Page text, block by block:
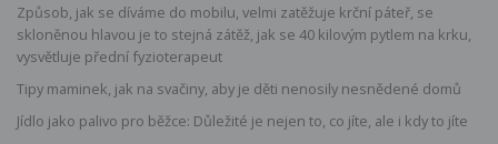
Způsob, jak se díváme do mobilu, velmi zatěžuje krční páteř, se
skloněnou hlavou je to stejná zátěž, jak se 40 kilovým pytlem na krku,
vysvětluje přední fyzioterapeut
Tipy maminek, jak na svačiny, aby je děti nenosily nesnědené domů
Jídlo jako palivo pro běžce: Důležité je nejen to, co jíte, ale i kdy to jíte